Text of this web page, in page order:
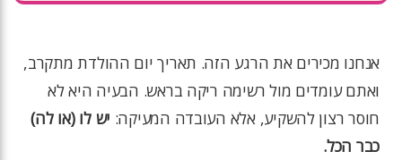
אנחנו מכירים את הרגע הזה. תאריך יום ההולדת מתקרב,
ואתם עומדים מול רשימה ריקה בראש. הבעיה היא לא
חוסר רצון להשקיע, אלא העובדה המעיקה: יש לו (או לה)
כבר הכל.